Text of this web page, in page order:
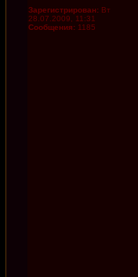
Зарегистрирован: Вт
28.07.2009, 11:31
Сообщения: 1185